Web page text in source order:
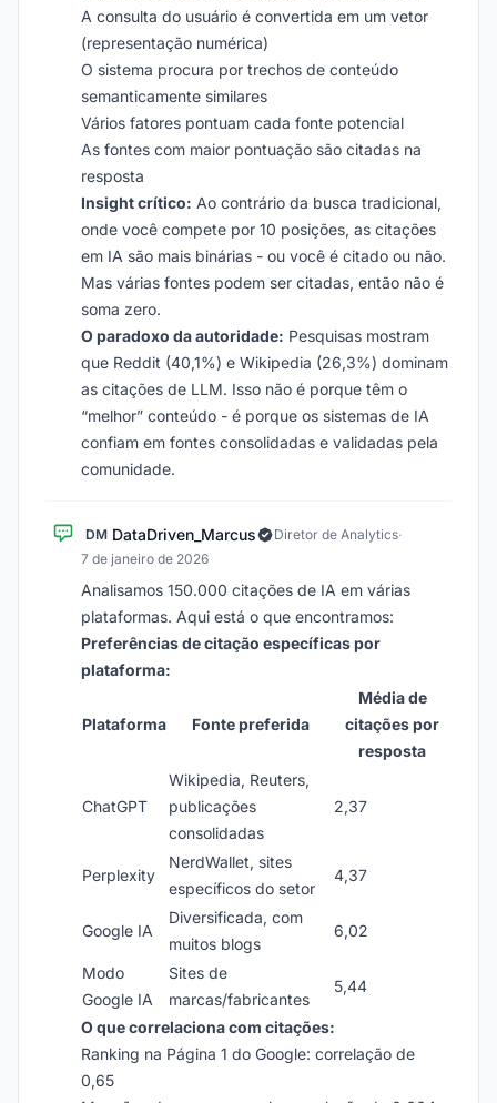
A consulta do usuário é convertida em um vetor
(representação numérica)
O sistema procura por trechos de conteúdo
semanticamente similares
Vários fatores pontuam cada fonte potencial
As fontes com maior pontuação são citadas na
resposta
Insight crítico: Ao contrário da busca tradicional,
onde você compete por 10 posições, as citações
em IA são mais binárias - ou você é citado ou não.
Mas várias fontes podem ser citadas, então não é
soma zero.
O paradoxo da autoridade: Pesquisas mostram
que Reddit (40,1%) e Wikipedia (26,3%) dominam
as citações de LLM. Isso não é porque têm o
“melhor” conteúdo - é porque os sistemas de IA
confiam em fontes consolidadas e validadas pela
comunidade.
DM DataDriven_Marcus Diretor de Analytics·
7 de janeiro de 2026
Analisamos 150.000 citações de IA em várias
plataformas. Aqui está o que encontramos:
Preferências de citação específicas por
plataforma:
Plataforma Fonte preferida
Média de
citações por
resposta
ChatGPT
Wikipedia, Reuters,
publicações
consolidadas
2,37
Perplexity
NerdWallet, sites
específicos do setor
4,37
Google IA
Diversificada, com
muitos blogs
6,02
Modo
Google IA
Sites de
marcas/fabricantes
5,44
O que correlaciona com citações:
Ranking na Página 1 do Google: correlação de
0,65